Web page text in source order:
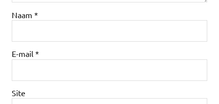
Naam *
E-mail *
Site